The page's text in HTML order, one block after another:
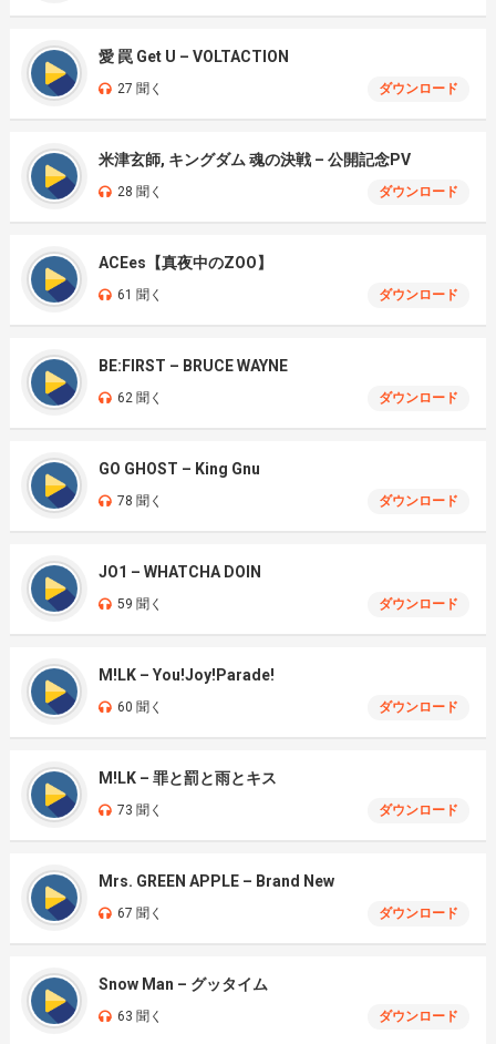
愛 罠 Get U – VOLTACTION
27 聞く ダウンロード
米津玄師, キングダム 魂の決戦 – 公開記念PV
28 聞く ダウンロード
ACEes【真夜中のZOO】
61 聞く ダウンロード
BE:FIRST – BRUCE WAYNE
62 聞く ダウンロード
GO GHOST – King Gnu
78 聞く ダウンロード
JO1 – WHATCHA DOIN
59 聞く ダウンロード
M!LK – You!Joy!Parade!
60 聞く ダウンロード
M!LK – 罪と罰と雨とキス
73 聞く ダウンロード
Mrs. GREEN APPLE – Brand New
67 聞く ダウンロード
Snow Man – グッタイム
63 聞く ダウンロード